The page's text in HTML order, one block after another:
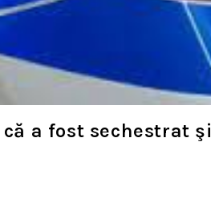
a fost sechestrat şi